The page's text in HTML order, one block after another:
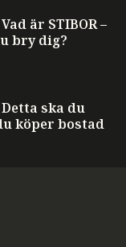
är STIBOR –
bry dig?
ska du
köper bostad